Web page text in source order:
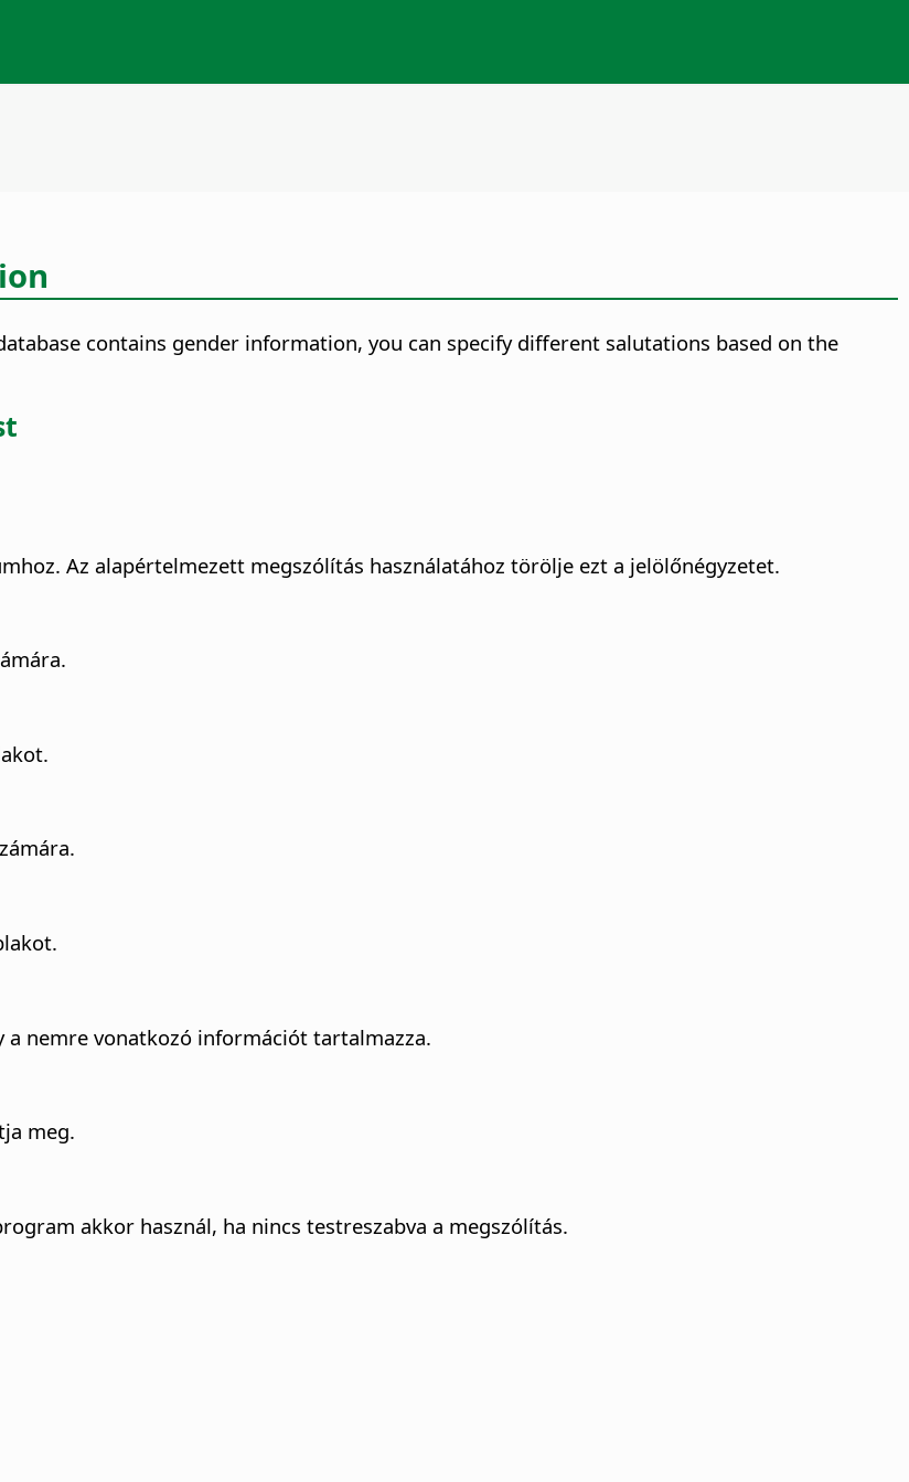
contains gender information, you can specify different salutations based on the
Az alapértelmezett megszólítás használatához törölje ezt a jelölőnégyzetet.
a nemre vonatkozó információt tartalmazza.
meg.
akkor használ, ha nincs testreszabva a megszólítás.